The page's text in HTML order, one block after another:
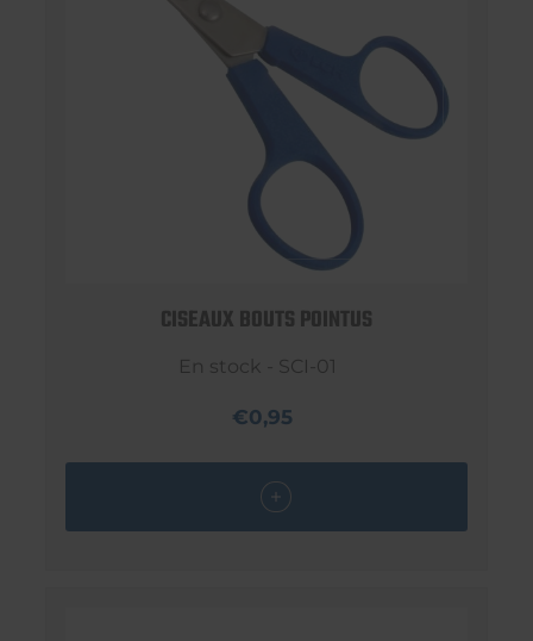
CISEAUX BOUTS POINTUS
En stock - SCI-01
€0,95